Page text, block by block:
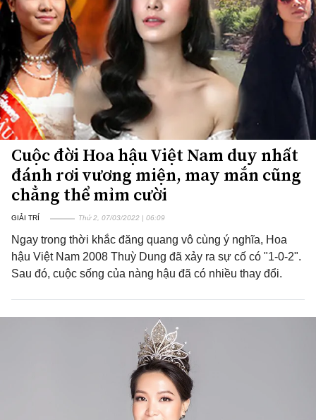
Cuộc đời Hoa hậu Việt Nam duy nhất
đánh rơi vương miện, may mắn cũng
chẳng thể mỉm cười
GIẢI TRÍ Thứ 2, 07/03/2022 | 06:09
Ngay trong thời khắc đăng quang vô cùng ý nghĩa, Hoa
hậu Việt Nam 2008 Thuỳ Dung đã xảy ra sự cố có "1-0-2".
Sau đó, cuộc sống của nàng hậu đã có nhiều thay đổi.